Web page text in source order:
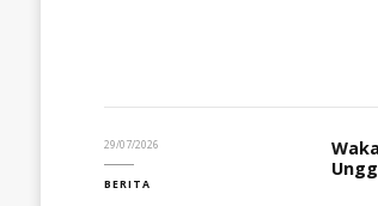
29/07/2026
BERITA